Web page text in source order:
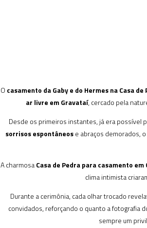
O casamento da Gaby e do Hermes na Casa
ar livre em Gravataí, cercado pela
Desde os primeiros instantes, já era possível
sorrisos espontâneose abraços demorados,
A charmosaCasa de Pedra para casamento
clima intimista
Durante a cerimônia, cada olhar trocado
convidados, reforçando o quanto a fotografia
sempre um